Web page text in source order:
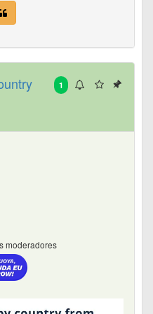
1
moderadores